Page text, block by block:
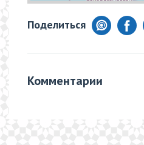
Поделиться
Комментарии